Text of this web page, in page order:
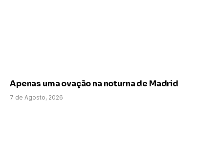
Apenas uma ovação na noturna de Madrid
7 de Agosto, 2026